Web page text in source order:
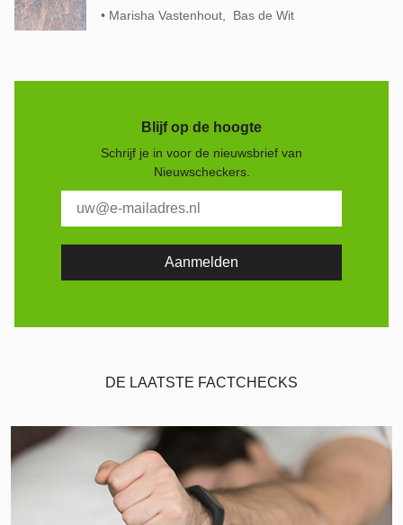
Marisha Vastenhout
Bas de Wit
Blijf op de hoogte
Schrijf je in voor de nieuwsbrief van
Nieuwscheckers.
DE LAATSTE FACTCHECKS